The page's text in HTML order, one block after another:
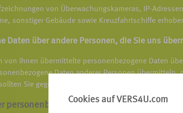
Cookies auf VERS4U.com
von Überwachungskameras, IP-
sonstiger Gebäude sowie Kreuzfahrtschiffe
Daten über andere Personen, die Sie uns
von Ihnen übermittelte personenbezogene Daten
Daten anderer Personen
Sie gegebenenfalls dafür sorgen, dass diese
personenbezogenen Daten